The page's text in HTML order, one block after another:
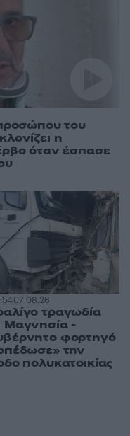
του
η
όταν έσπασε
07.08.26
τραγωδία
Μαγνησία -
φορτηγό
την
πολυκατοικίας